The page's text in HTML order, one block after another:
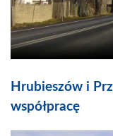
Hrubieszów i
współpracę